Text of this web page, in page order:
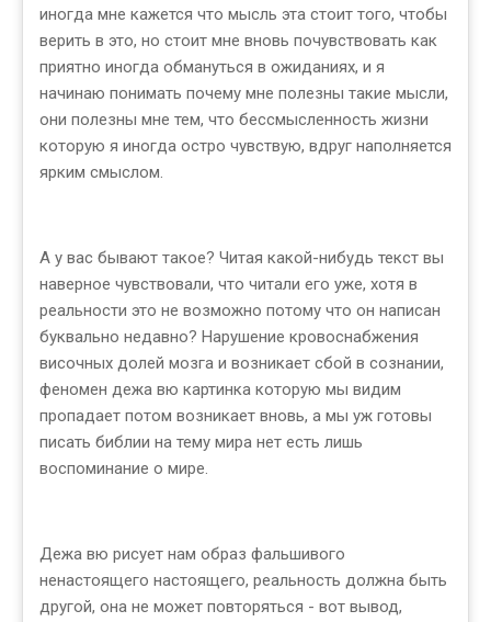
иногда мне кажется что мысль эта стоит того, чтобы
верить в это, но стоит мне вновь почувствовать как
приятно иногда обмануться в ожиданиях, и я
начинаю понимать почему мне полезны такие мысли,
они полезны мне тем, что бессмысленность жизни
которую я иногда остро чувствую, вдруг наполняется
ярким смыслом.
А у вас бывают такое? Читая какой-нибудь текст вы
наверное чувствовали, что читали его уже, хотя в
реальности это не возможно потому что он написан
буквально недавно? Нарушение кровоснабжения
височных долей мозга и возникает сбой в сознании,
феномен дежа вю картинка которую мы видим
пропадает потом возникает вновь, а мы уж готовы
писать библии на тему мира нет есть лишь
воспоминание о мире.
Дежа вю рисует нам образ фальшивого
ненастоящего настоящего, реальность должна быть
другой, она не может повторяться - вот вывод,